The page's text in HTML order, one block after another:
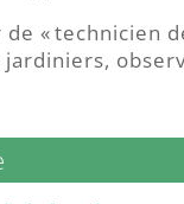
« technicien